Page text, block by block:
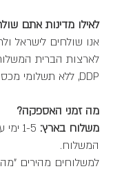
לאילו מדינות אתם
אנו שולחים לישראל
לארצות הברית
DDP, ללא תשלומי מכס מצד הלקוח.
מה זמני האספקה?
משלוח בארץ:
1-5
המשלוח.
למשלוחים מהירים